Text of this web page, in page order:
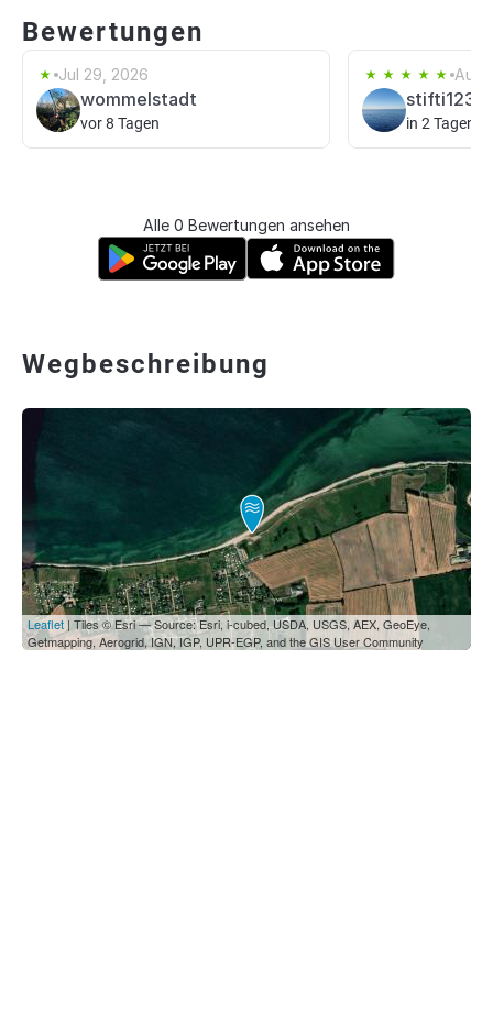
Bewertungen
Jul 29, 2026
wommelstadt
vor 8 Tagen
Aug
stifti123
in 2 Tagen
Alle 0 Bewertungen ansehen
Wegbeschreibung
Leaflet| Tiles © Esri — Source: Esri, i-cubed, USDA, USGS, AEX, GeoEye,
Getmapping, Aerogrid, IGN, IGP, UPR-EGP, and the GIS User Community